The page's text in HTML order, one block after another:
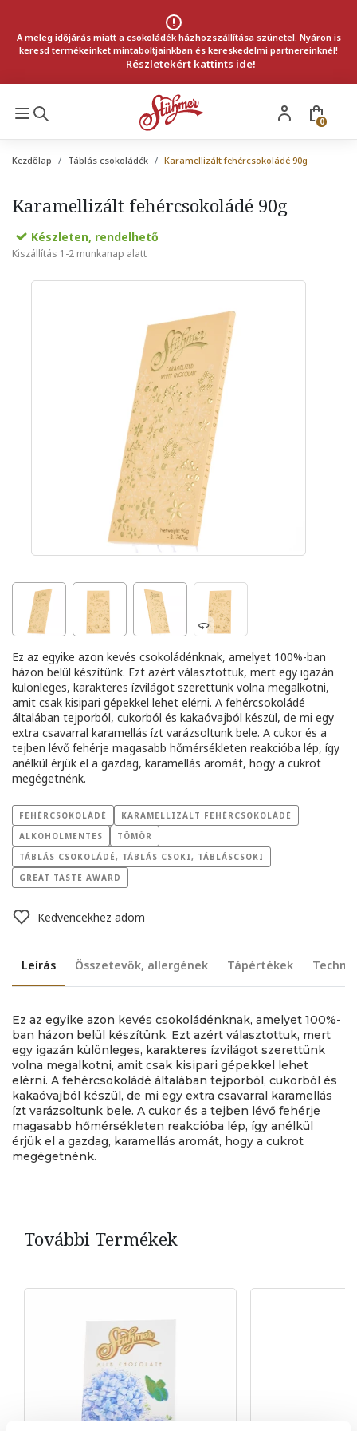
A meleg időjárás miatt a csokoládék házhozszállítása szünetel. Nyáron is
keresd termékeinket mintaboltjainkban és kereskedelmi partnereinknél!
Részletekért kattints ide!
0
Kezdőlap Táblás csokoládék Karamellizált fehércsokoládé 90g
Karamellizált fehércsokoládé 90g
Készleten, rendelhető
Kiszállítás 1-2 munkanap alatt
Ez az egyike azon kevés csokoládénknak, amelyet 100%-ban
házon belül készítünk. Ezt azért választottuk, mert egy igazán
különleges, karakteres ízvilágot szerettünk volna megalkotni,
amit csak kisipari gépekkel lehet elérni. A fehércsokoládé
általában tejporból, cukorból és kakaóvajból készül, de mi egy
extra csavarral karamellás ízt varázsoltunk bele. A cukor és a
tejben lévő fehérje magasabb hőmérsékleten reakcióba lép, így
anélkül érjük el a gazdag, karamellás aromát, hogy a cukrot
megégetnénk.
FEHÉRCSOKOLÁDÉ
KARAMELLIZÁLT FEHÉRCSOKOLÁDÉ
ALKOHOLMENTES
TÖMÖR
TÁBLÁS CSOKOLÁDÉ, TÁBLÁS CSOKI, TÁBLÁSCSOKI
GREAT TASTE AWARD
Kedvencekhez adom
Leírás Összetevők, allergének Tápértékek
Ez az egyike azon kevés csokoládénknak, amelyet 100%-
ban házon belül készítünk. Ezt azért választottuk, mert
egy igazán különleges, karakteres ízvilágot szerettünk
volna megalkotni, amit csak kisipari gépekkel lehet
elérni. A fehércsokoládé általában tejporból, cukorból és
kakaóvajból készül, de mi egy extra csavarral karamellás
ízt varázsoltunk bele. A cukor és a tejben lévő fehérje
magasabb hőmérsékleten reakcióba lép, így anélkül
érjük el a gazdag, karamellás aromát, hogy a cukrot
megégetnénk.
További Termékek